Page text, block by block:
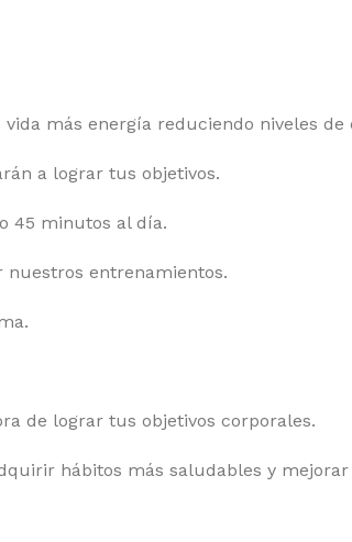
más energía reduciendo niveles de
a lograr tus objetivos.
45 minutos al día.
entrenamientos.
de lograr tus objetivos corporales.
hábitos más saludables y